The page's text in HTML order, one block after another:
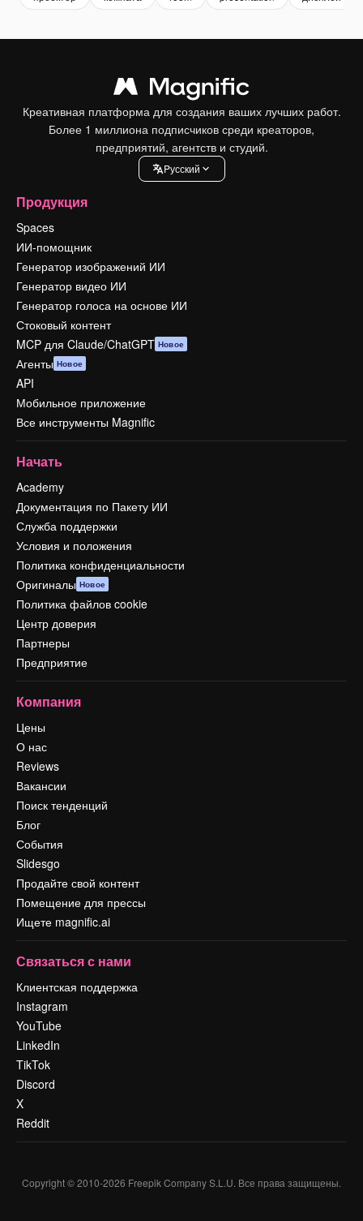
Креативная платформа для создания ваших лучших работ.
Более 1 миллиона подписчиков среди креаторов,
предприятий, агентств и студий.
Pусский
Продукция
Spaces
ИИ-помощник
Генератор изображений ИИ
Генератор видео ИИ
Генератор голоса на основе ИИ
Стоковый контент
MCP для Claude/ChatGPT Новое
Агенты Новое
API
Мобильное приложение
Все инструменты Magnific
Начать
Academy
Документация по Пакету ИИ
Служба поддержки
Условия и положения
Политика конфиденциальности
Оригиналы Новое
Политика файлов cookie
Центр доверия
Партнеры
Предприятие
Компания
Цены
О нас
Reviews
Вакансии
Поиск тенденций
Блог
События
Slidesgo
Продайте свой контент
Помещение для прессы
Ищете magnific.ai
Связаться с нами
Клиентская поддержка
Instagram
YouTube
LinkedIn
TikTok
Discord
X
Reddit
Copyright © 2010-2026 Freepik Company S.L.U. Все права защищены.